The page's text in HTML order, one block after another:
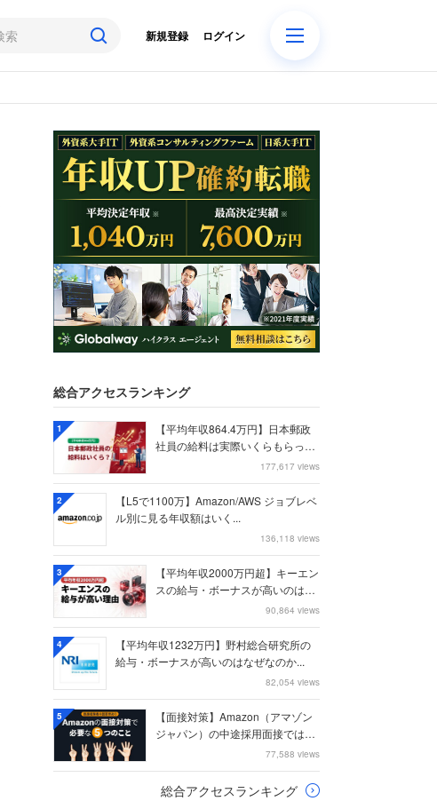
ログイン
新規登録
総合アクセスランキング
1
【平均年収864.4万円】日本郵政
社員の給料は実際いくらもらって
177,617 views
2
【L5で1100万】Amazon/AWS ジョブレベ
ル別に見る年収額はいく...
136,118 views
3
【平均年収2000万円超】キーエン
スの給与・ボーナスが高いのはな
90,864 views
4
【平均年収1232万円】野村総合研究所の
給与・ボーナスが高いのはなぜなのか...
82,054 views
5
【面接対策】Amazon（アマゾン
ジャパン）の中途採用面接では何
77,588 views
総合アクセスランキング